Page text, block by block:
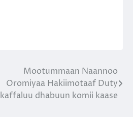
Mootummaan Naannoo
Oromiyaa Hakiimotaaf Duty
kaffaluu dhabuun komii kaase